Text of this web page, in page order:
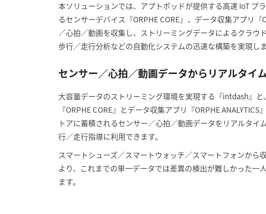
本ソリューションでは、アプトポッドが提供する高速 IoT プ
るセンサーデバイス『ORPHE CORE』、データ収集アプリ『
／心拍／動画を収集し、ストリーミングデータによるクラウ
歩行／走行分析などの自動化システムの迅速な構築を実現しま
センサー／心拍／動画データからリアルタイ
大容量データのストリーミング環境を実現する『intdash』
『ORPHE CORE』とデータ収集アプリ『ORPHE
トアに蓄積されるセンサー／心拍／動画データをリアルタ
行／走行指導に利用できます。
スマートシューズ／スマートウォッチ／スマートフォンから
より、これまでの単一データでは差異の検出が難しかった一
ます。